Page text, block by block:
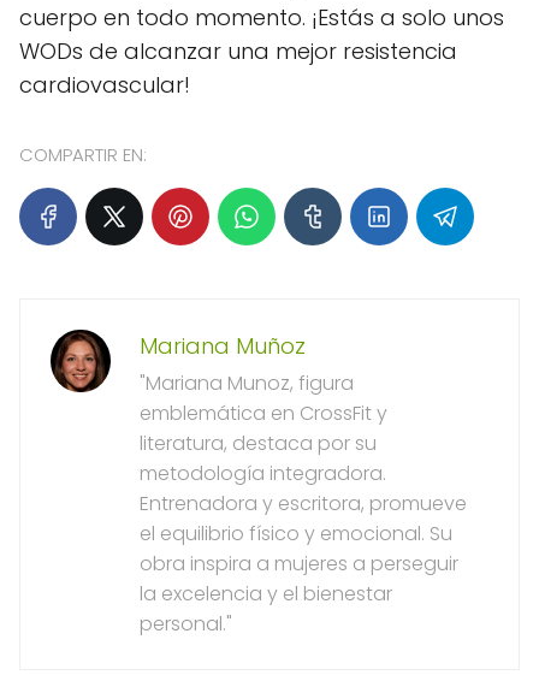
cuerpo en todo momento. ¡Estás a solo unos
WODs de alcanzar una mejor resistencia
cardiovascular!
COMPARTIR EN:
Mariana Muñoz
"Mariana Munoz, figura
emblemática en CrossFit y
literatura, destaca por su
metodología integradora.
Entrenadora y escritora, promueve
el equilibrio físico y emocional. Su
obra inspira a mujeres a perseguir
la excelencia y el bienestar
personal."